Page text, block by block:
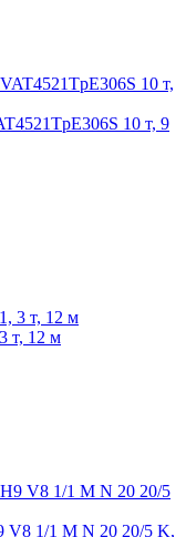
10 т, 9
т, 12 м
V8 1/1 M N 20 20/5 K,